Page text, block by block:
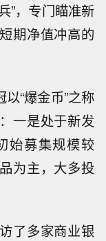
”，专门瞄准新
期净值冲高的
“爆金币”之称
一是处于新发
始募集规模较
为主，大多投
了多家商业银